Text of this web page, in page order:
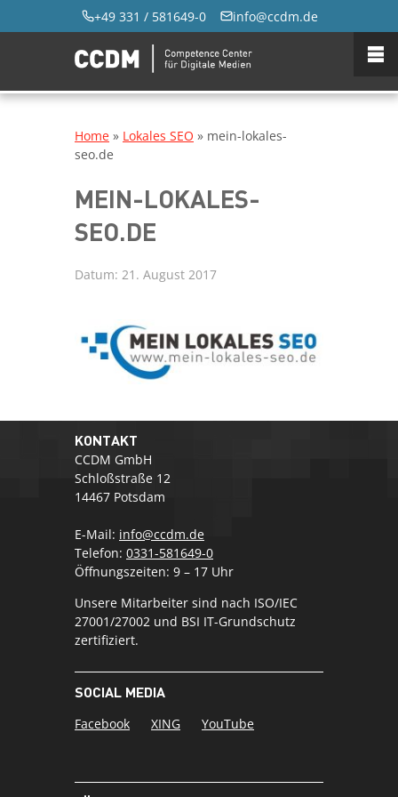
+49 331 / 581649-0 info@ccdm.de
Home » Lokales SEO » mein-lokales-
seo.de
MEIN-LOKALES-
SEO.DE
Datum: 21. August 2017
KONTAKT
CCDM GmbH
Schloßstraße 12
14467 Potsdam
E-Mail: info@ccdm.de
Telefon: 0331-581649-0
Öffnungszeiten: 9 – 17 Uhr
Unsere Mitarbeiter sind nach ISO/IEC
27001/27002 und BSI IT-Grundschutz
zertifiziert.
SOCIAL MEDIA
Facebook
XING YouTube